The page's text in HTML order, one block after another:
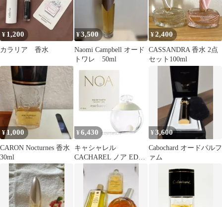
¥ 1,200
カラリア 香水
¥3,500
Naomi Campbell オード
トワレ 50ml
¥2,400
CASSANDRA 香水 2点
セット100ml
¥1,000
CARON Nocturnes 香水
30ml
¥ 6,430
キャシャレル
CACHAREL ノア EDT
100ml SP （香水）
¥3,600
Cabochard オードパルフ
ァム